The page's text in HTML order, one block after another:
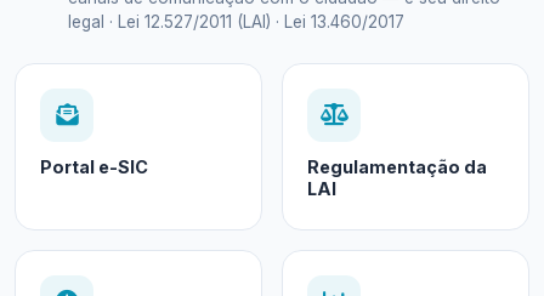
legal · Lei 12.527/2011 (LAI) · Lei 13.460/2017
Portal e-SIC
Regulamentação da
LAI